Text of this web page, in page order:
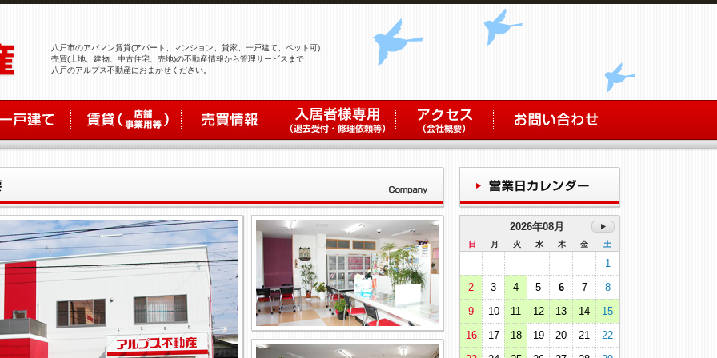
八戸市のアパマン賃貸(アパート、マンション、貸家、一戸建て、ペット可)、
売買(土地、建物、中古住宅、売地)の不動産情報から管理サービスまで
八戸のアルプス不動産におまかせください。
2026年08月
日 月 火 水 木 金 土
1
2
3 4 5 6 7
8
9
10 11 12 13 14
15
16
17 18 19 20 21
22